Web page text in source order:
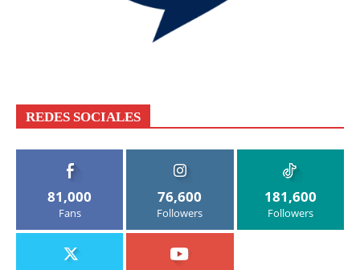
REDES SOCIALES
81,000
Fans
76,600
Followers
181,600
Followers